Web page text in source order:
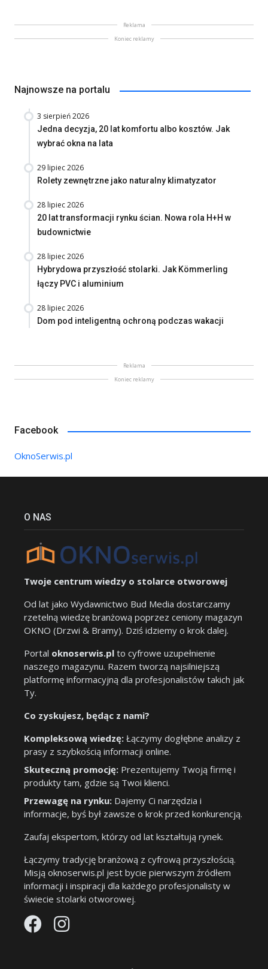
Reklama
Koniec reklamy
Najnowsze na portalu
3 sierpień 2026
Jedna decyzja, 20 lat komfortu albo kosztów. Jak
wybrać okna na lata
29 lipiec 2026
Rolety zewnętrzne jako naturalny klimatyzator
28 lipiec 2026
20 lat transformacji rynku ścian. Nowa rola H+H w
budownictwie
28 lipiec 2026
Hybrydowa przyszłość stolarki. Jak Kömmerling
łączy PVC i aluminium
28 lipiec 2026
Dom pod inteligentną ochroną podczas wakacji
Reklama
Koniec reklamy
Facebook
OknoSerwis.pl
O NAS
Twoje centrum wiedzy o stolarce otworowej
Od lat jako Wydawnictwo Bud Media dostarczamy
rzetelną wiedzę branżową poprzez ceniony magazyn
OKNO (Drzwi & Bramy). Dziś idziemy o krok dalej.
Portal oknoserwis.pl to cyfrowe uzupełnienie
naszego magazynu. Razem tworzą najsilniejszą
platformę informacyjną dla profesjonalistów takich jak
Ty.
Co zyskujesz, będąc z nami?
Kompleksową wiedzę: Łączymy dogłębne analizy z
prasy z szybkością informacji online.
Skuteczną promocję: Prezentujemy Twoją firmę i
produkty tam, gdzie są Twoi klienci.
Przewagę na rynku: Dajemy Ci narzędzia i
informacje, byś był zawsze o krok przed konkurencją.
Zaufaj ekspertom, którzy od lat kształtują rynek.
Łączymy tradycję branżową z cyfrową przyszłością.
Misją oknoserwis.pl jest bycie pierwszym źródłem
informacji i inspiracji dla każdego profesjonalisty w
świecie stolarki otworowej.